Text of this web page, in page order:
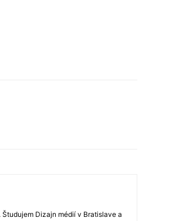
Dizajn médií v Bratislave a